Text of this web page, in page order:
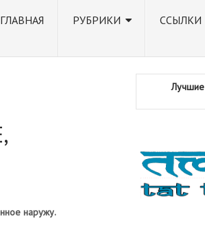
ГЛАВНАЯ РУБРИКИ ССЫЛКИ
наружу.
Лучшие